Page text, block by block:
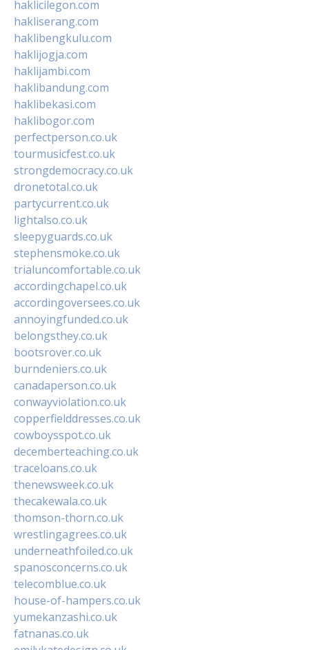
haklicilegon.com
hakliserang.com
haklibengkulu.com
haklijogja.com
haklijambi.com
haklibandung.com
haklibekasi.com
haklibogor.com
perfectperson.co.uk
tourmusicfest.co.uk
strongdemocracy.co.uk
dronetotal.co.uk
partycurrent.co.uk
lightalso.co.uk
sleepyguards.co.uk
stephensmoke.co.uk
trialuncomfortable.co.uk
accordingchapel.co.uk
accordingoversees.co.uk
annoyingfunded.co.uk
belongsthey.co.uk
bootsrover.co.uk
burndeniers.co.uk
canadaperson.co.uk
conwayviolation.co.uk
copperfielddresses.co.uk
cowboysspot.co.uk
decemberteaching.co.uk
traceloans.co.uk
thenewsweek.co.uk
thecakewala.co.uk
thomson-thorn.co.uk
wrestlingagrees.co.uk
underneathfoiled.co.uk
spanosconcerns.co.uk
telecomblue.co.uk
house-of-hampers.co.uk
yumekanzashi.co.uk
fatnanas.co.uk